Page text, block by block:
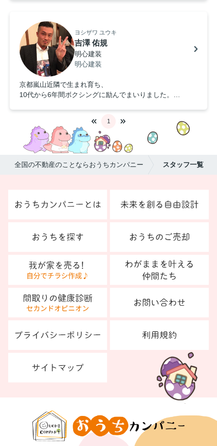
仕事をする中で色々な業種の方々と出会い、助け合いなが
らおうちを作り上げるこの仕事に誇りを持っております。
弊社では特殊左官工事・足場・美装工事を主に行っており
ます。
皆様からのお問合せをお待ちしております。
よろしくお願い致します。
ヨシザワ ユウキ
吉澤 佑規
明心建装
明心建装
京都嵐山近隣で生まれ育ち、
10代から6年間ボクシングに励んでまいりました。
清掃業に携わってから15年が経ち、たくさんの経験を糧に
より一層精進して参ります。
お掃除の事なら何でもお任せ下さい‼
よろしくお願い致します！
1
全国の不動産のことならおうちカンパニー スタッフ一覧